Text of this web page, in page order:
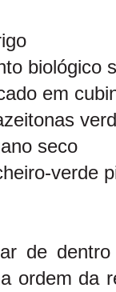
biológico
em
seco
verde
de dentro
ordem da